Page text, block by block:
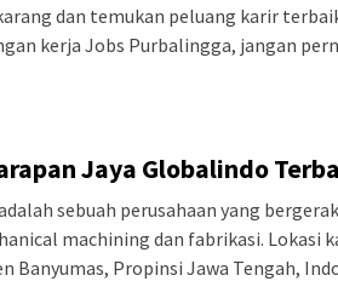
dan temukan peluang karir
kerja Jobs Purbalingga, jangan
Jaya Globalindo
sebuah perusahaan yang
machining dan fabrikasi. Lokasi
Banyumas, Propinsi Jawa Tengah,